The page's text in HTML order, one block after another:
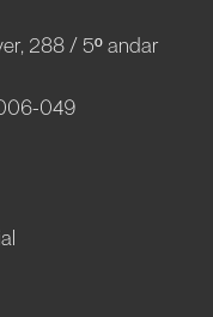
288 / 5º andar
049